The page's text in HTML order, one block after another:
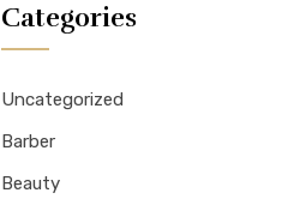
Categories
Uncategorized
Barber
Beauty